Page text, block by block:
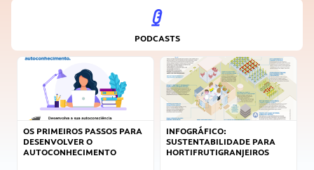
PODCASTS
OS PRIMEIROS PASSOS PARA
DESENVOLVER O
AUTOCONHECIMENTO
INFOGRÁFICO:
SUSTENTABILIDADE PARA
HORTIFRUTIGRANJEIROS